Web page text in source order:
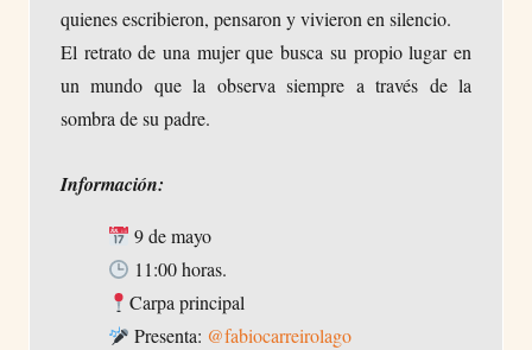
quienes escribieron, pensaron y vivieron en silencio.
El retrato de una mujer que busca su propio lugar en
un mundo que la observa siempre a través de la
sombra de su padre.
Información:
9 de mayo
11:00 horas.
Carpa principal
Presenta: @fabiocarreirolago